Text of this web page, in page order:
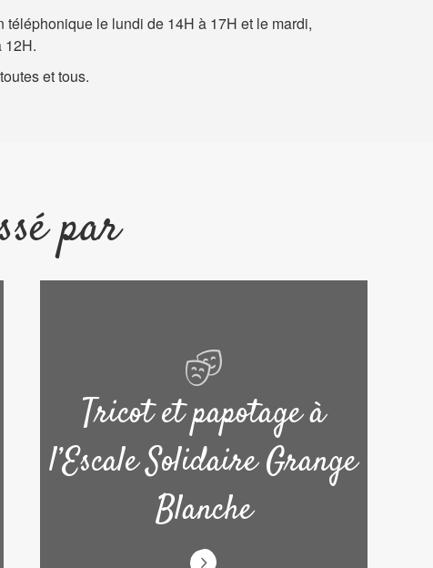
téléphonique le lundi de 14H à 17H et le mardi,
12H.
et tous.
par
Tricot et papotage à
l’Escale Solidaire Grange
Blanche